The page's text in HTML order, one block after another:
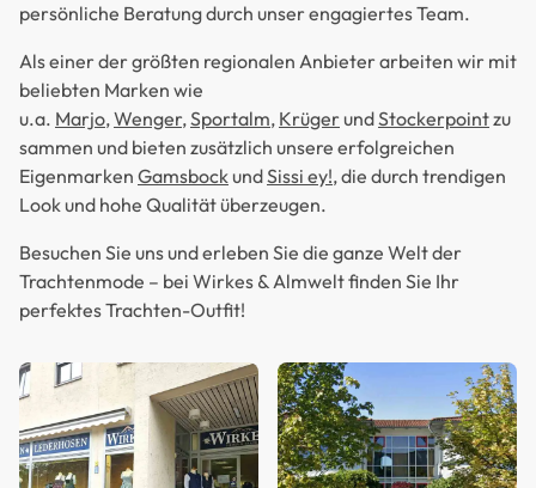
persönliche Beratung durch unser engagiertes Team.
Als einer der größten regionalen Anbieter arbeiten wir mit
beliebten Marken wie
u.a. Marjo,Wenger,Sportalm, KrügerundStockerpointzu
sammen und bieten zusätzlich unsere erfolgreichen
Eigenmarken GamsbockundSissi ey!, die durch trendigen
Look und hohe Qualität überzeugen.
Besuchen Sie uns und erleben Sie die ganze Welt der
Trachtenmode – bei Wirkes & Almwelt finden Sie Ihr
perfektes Trachten-Outfit!